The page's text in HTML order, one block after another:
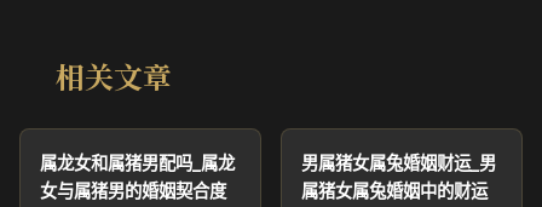
相关文章
属龙女和属猪男配吗_属龙
女与属猪男的婚姻契合度
男属猪女属兔婚姻财运_男
属猪女属兔婚姻中的财运